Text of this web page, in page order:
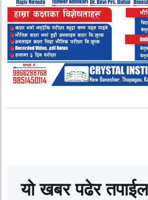
यो खबर पढेर